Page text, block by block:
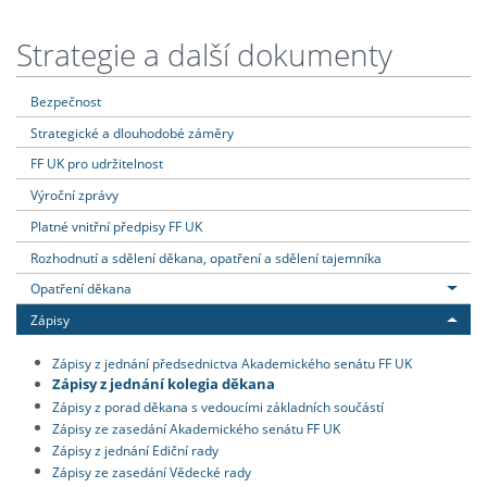
Strategie a další dokumenty
Bezpečnost
Strategické a dlouhodobé záměry
FF UK pro udržitelnost
Výroční zprávy
Platné vnitřní předpisy FF UK
Rozhodnutí a sdělení děkana, opatření a sdělení tajemníka
Opatření děkana
Zápisy
Zápisy z jednání předsednictva Akademického senátu FF UK
Zápisy z jednání kolegia děkana
Zápisy z porad děkana s vedoucími základních součástí
Zápisy ze zasedání Akademického senátu FF UK
Zápisy z jednání Ediční rady
Zápisy ze zasedání Vědecké rady